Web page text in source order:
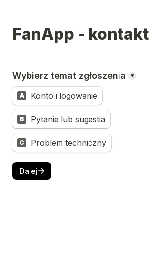
FanApp - kontakt
Wybierz temat zgłoszenia *
A Konto i logowanie
B Pytanie lub sugestia
C Problem techniczny
Dalej